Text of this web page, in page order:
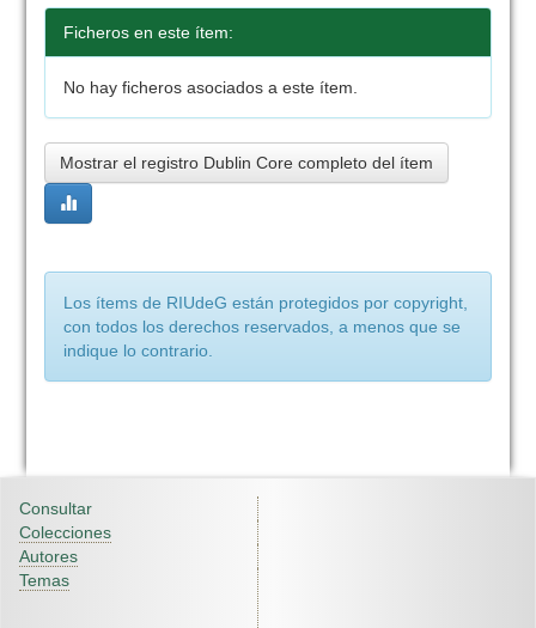
Ficheros en este ítem:
No hay ficheros asociados a este ítem.
Mostrar el registro Dublin Core completo del ítem
Los ítems de RIUdeG están protegidos por copyright,
con todos los derechos reservados, a menos que se
indique lo contrario.
Consultar
Colecciones
Autores
Temas